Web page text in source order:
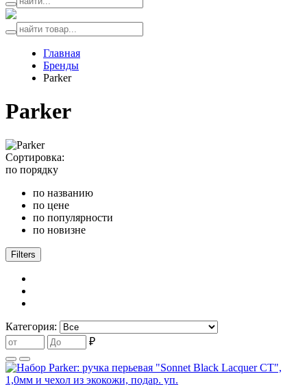
Главная
Бренды
Parker
Parker
Сортировка:
по порядку
по названию
по цене
по популярности
по новизне
Filters
Категория:
₽